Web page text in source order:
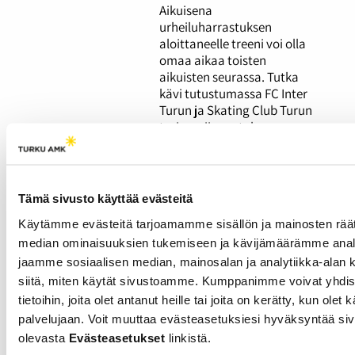
Tämä sivusto käyttää evästeitä
Käytämme evästeitä tarjoamamme sisällön ja mainosten
median ominaisuuksien tukemiseen ja kävijämäärämme
jaamme sosiaalisen median, mainosalan ja analytiikka-alan
siitä, miten käytät sivustoamme. Kumppanimme voivat
tietoihin, joita olet antanut heille tai joita on kerätty, kun olet
palvelujaan. Voit muuttaa evästeasetuksiesi hyväksyntää
olevasta Evästeasetukset linkistä.
Aikuisena
urheiluharrastuksen
aloittaneelle treeni voi olla
omaa aikaa toisten
aikuisten seurassa. Tutka
kävi tutustumassa FC Inter
Turun ja Skating Club Turun
tarjoamiin matalan
Heinonen rakastui lajiin heti
Kuukautiskierron
vaikutuksista
urheiluun on vain
vähän tutkimustietoa
26.02.2026